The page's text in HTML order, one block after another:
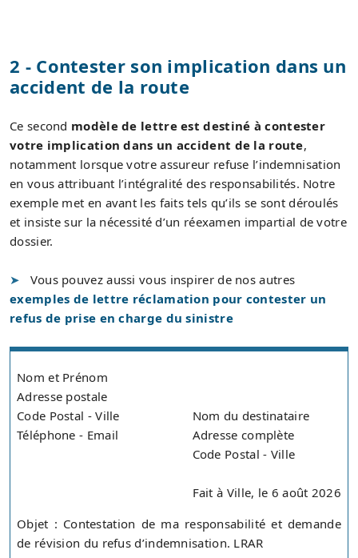
2 - Contester son implication dans un
accident de la route
Ce second modèle de lettre est destiné à contester
votre implication dans un accident de la route,
notamment lorsque votre assureur refuse l’indemnisation
en vous attribuant l’intégralité des responsabilités. Notre
exemple met en avant les faits tels qu’ils se sont déroulés
et insiste sur la nécessité d’un réexamen impartial de votre
dossier.
Vous pouvez aussi vous inspirer de nos autres
exemples de lettre réclamation pour contester un
refus de prise en charge du sinistre
Nom et Prénom
Adresse postale
Code Postal - Ville
Téléphone - Email
Nom du destinataire
Adresse complète
Code Postal - Ville
Fait à Ville, le 6 août 2026
Objet : Contestation de ma responsabilité et demande
de révision du refus d’indemnisation. LRAR